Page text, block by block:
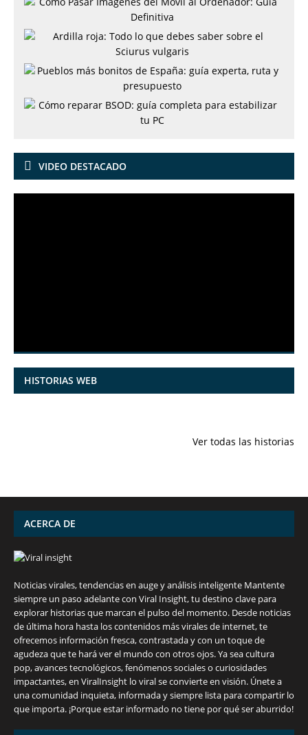
VIDEO DESTACADO
HISTORIAS WEB
Ver todas las historias
años
julio: Playas de
¡más!
ocultas del
ACERCA DE
Noticias virales, tendencias en auge y análisis inteligente Mantente
siempre un paso adelante con Viral Insight, tu destino clave para
explorar historias que marcan el pulso del momento. Desde noticias
de última hora hasta los contenidos más virales de internet, te
ofrecemos información fresca, contrastada y con un toque de
agudeza que te hará ver el mundo con otros ojos. Ya sea cultura
pop, avances tecnológicos, fenómenos sociales o curiosidades
impactantes, en ViralInsight lo viral se convierte en visión. Únete a
una comunidad inquieta, informada y siempre lista para compartir lo
que importa. ¡Porque estar informado no tiene por qué ser aburrido!
7 frutas ricas en calcio para mantener la
España en julio: Playas de ensueño,
Funciones ocultas del iPhone que no
Descubre las 10 criptomonedas con mayor
¡Derrota el calor, no tus objetivos de